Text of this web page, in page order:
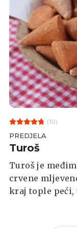
(10)
PREDJELA
Turoš
Turoš je
crvene
kraj tople peći,